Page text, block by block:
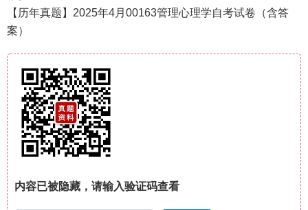
【历年真题】2025年4月00163管理心理学自考试卷（含答
案）
内容已被隐藏，请输入验证码查看